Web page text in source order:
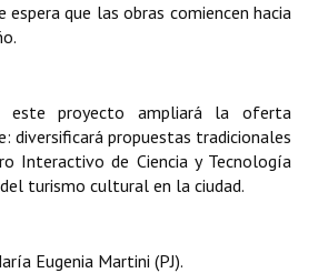
espera que las obras comiencen hacia
este proyecto ampliará la oferta
diversificará propuestas tradicionales
Interactivo de Ciencia y Tecnología
turismo cultural en la ciudad.
Eugenia Martini (PJ).